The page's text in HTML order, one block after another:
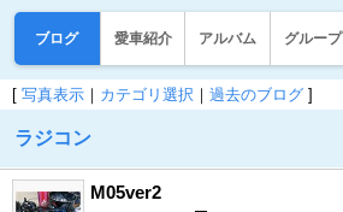
ブログ 愛車紹介 アルバム グループ
[ 写真表示 ｜ カテゴリ選択 ｜ 過去のブログ ]
ラジコン
M05ver2